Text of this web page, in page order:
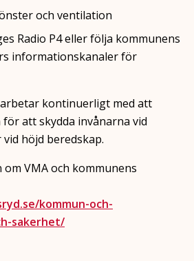
och ventilation
Radio P4 eller följa kommunens
informationskanaler för
kontinuerligt med att
att skydda invånarna vid
höjd beredskap.
VMA och kommunens
kommun-och-
sakerhet/